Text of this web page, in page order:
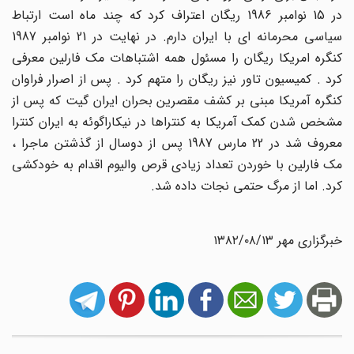
در 15 نوامبر 1986 ریگان اعتراف کرد که چند ماه است ارتباط
سیاسی محرمانه ای با ایران دارم. در نهایت در 21 نوامبر 1987
کنگره امریکا ریگان را مسئول همه اشتباهات مک فارلین معرفی
کرد . کمیسیون تاور نیز ریگان را متهم کرد . پس از اصرار فراوان
کنگره آمریکا مبنی بر کشف مقصرین بحران ایران گیت که پس از
مشخص شدن کمک آمریکا به کنتراها در نیکاراگوئه به ایران کنترا
معروف شد در 22 مارس 1987 پس از دوسال از گذشتن ماجرا ،
مک فارلین با خوردن تعداد زیادی قرص والیوم اقدام به خودکشی
کرد. اما از مرگ حتمی نجات داده شد.
خبرگزاری مهر ۱۳۸۲/۰۸/۱۳